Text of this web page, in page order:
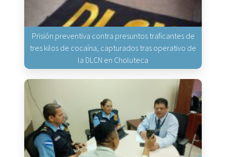
Prisión preventiva contra presuntos traficantes de
tres kilos de cocaína, capturados tras operativo de
la DLCN en Choluteca